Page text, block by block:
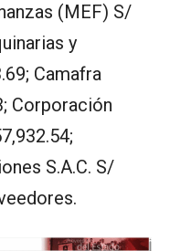
(MEF) S/
y
Camafra
Corporación
S.A.C. S/